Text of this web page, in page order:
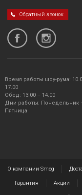
Обратный звонок
Время работы шоу-рума:
17.00
Обед: 13.00 – 14.00
Дни работы: Понедельник
Пятница
О компании Smeg
Гарантия Акции